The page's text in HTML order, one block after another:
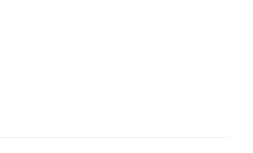
le soleil et voulez
durée de votre séjour en